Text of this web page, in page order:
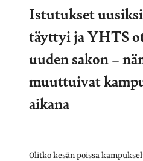
Istutukset
täyttyi ja YHTS
uuden sakon –
muuttuivat
aikana
Olitko kesän poissa